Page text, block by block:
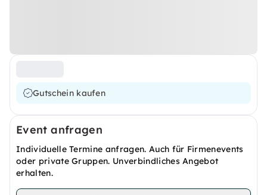
Gutschein kaufen
Event anfragen
Individuelle Termine anfragen. Auch für Firmenevents
oder private Gruppen. Unverbindliches Angebot
erhalten.